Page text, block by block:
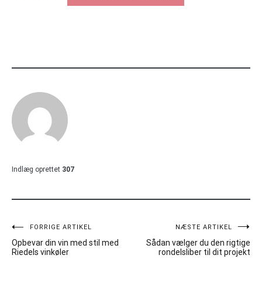
Indlæg oprettet 307
Indlægsnavigation
FORRIGE ARTIKEL
Opbevar din vin med stil med
Riedels vinkøler
NÆSTE ARTIKEL
Sådan vælger du den rigtige
rondelsliber til dit projekt